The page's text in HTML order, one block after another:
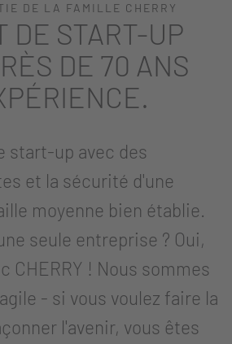
DE LA FAMILLE CHERRY
DE START-UP
DE 70 ANS
start-up avec des
et la sécurité d'une
moyenne bien établie.
seule entreprise ? Oui,
CHERRY ! Nous sommes
- si vous voulez faire la
l'avenir, vous êtes